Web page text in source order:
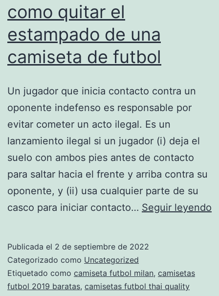
como quitar el
estampado de una
camiseta de futbol
Un jugador que inicia contacto contra un
oponente indefenso es responsable por
evitar cometer un acto ilegal. Es un
lanzamiento ilegal si un jugador (i) deja el
suelo con ambos pies antes de contacto
para saltar hacia el frente y arriba contra su
oponente, y (ii) usa cualquier parte de su
casco para iniciar contacto… Seguir leyendo
Publicada el 2 de septiembre de 2022
Categorizado como Uncategorized
Etiquetado como camiseta futbol milan, camisetas
futbol 2019 baratas, camisetas futbol thai quality